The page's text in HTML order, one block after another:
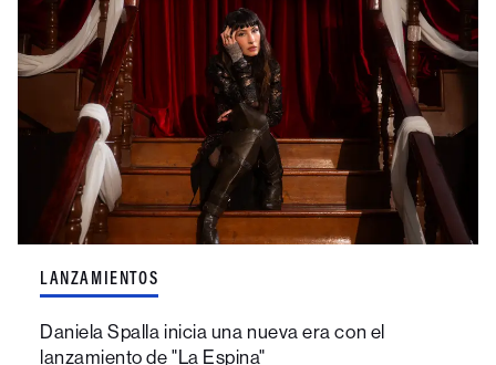
LANZAMIENTOS
Daniela Spalla inicia una nueva era con el
lanzamiento de "La Espina"